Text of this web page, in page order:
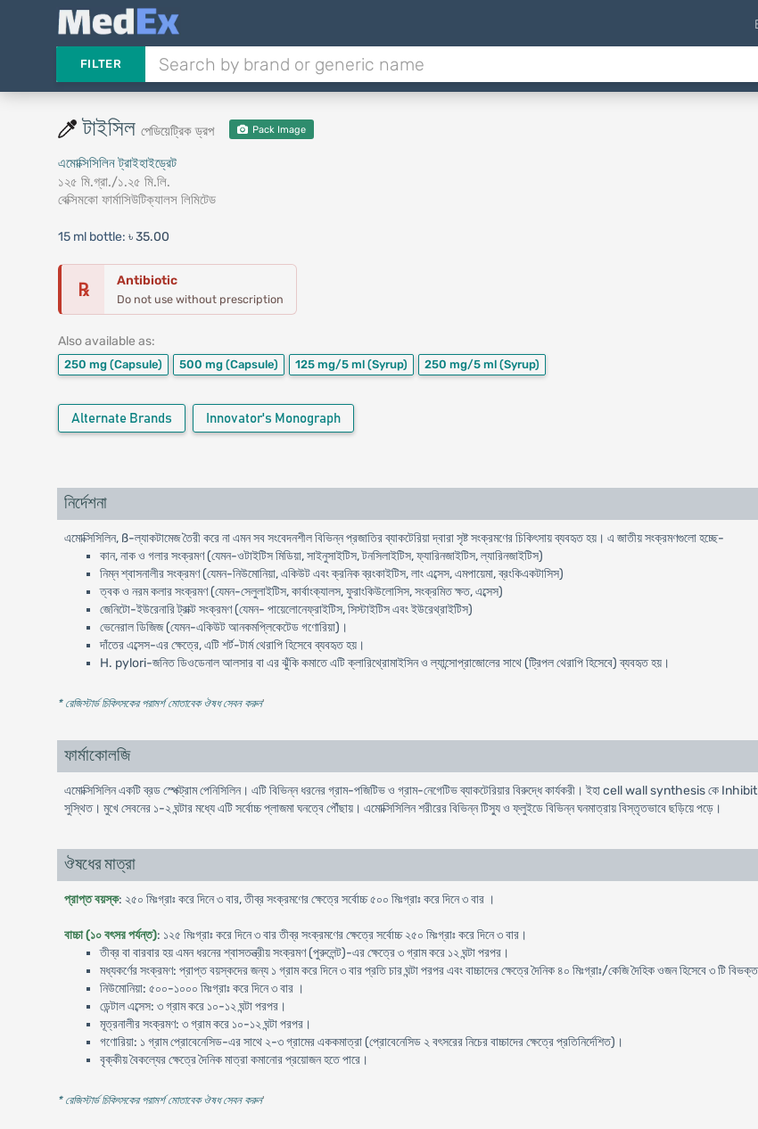
FILTER
টাইসিল পেডিয়েট্রিক ড্রপ Pack Image
এমোক্সিসিলিন ট্রাইহাইড্রেট
১২৫ মি.গ্রা./১.২৫ মি.লি.
বেক্সিমকো ফার্মাসিউটিক্যালস লিমিটেড
15 ml bottle: ৳ 35.00
℞ Antibiotic
Do not use without prescription
Also available as:
250 mg (Capsule) 500 mg (Capsule) 125 mg/5 ml (Syrup) 250 mg/5 ml (Syrup)
Alternate Brands Innovator's Monograph
নির্দেশনা
এমোক্সিসিলিন, ß-ল্যাকটামেজ তৈরী করে না এমন সব সংবেদনশীল বিভিন্ন প্রজাতির ব্যাকটেরিয়া দ্বারা সৃষ্ট সংক্রমণের চিকিৎসায় ব্যবহৃত হয়। এ জাতীয় সংক্রমণগুলো হচ্ছে-
কান, নাক ও গলার সংক্রমণ (যেমন-ওটাইটিস মিডিয়া, সাইনুসাইটিস, টনসিলাইটিস, ফ্যারিনজাইটিস, ল্যারিনজাইটিস)
নিম্ন শ্বাসনালীর সংক্রমণ (যেমন-নিউমোনিয়া, একিউট এবং ক্রনিক ব্রংকাইটিস, লাং এব্সেস, এমপায়েমা, ব্রংকিএকটাসিস)
ত্বক ও নরম কলার সংক্রমণ (যেমন-সেলুলাইটিস, কার্বাংক্যালস, ফুরাংকিউলোসিস, সংক্রমিত ক্ষত, এব্সেস)
জেনিটো-ইউরেনারি ট্রাক্ট সংক্রমণ (যেমন- পায়েলোনেফ্রাইটিস, সিস্টাইটিস এবং ইউরেথ্রাইটিস)
ভেনেরাল ডিজিজ (যেমন-একিউট আনকমপ্লিকেটেড গণোরিয়া)।
দাঁতের এব্সেস-এর ক্ষেত্রে, এটি শর্ট-টার্ম থেরাপি হিসেবে ব্যবহৃত হয়।
H. pylori-জনিত ডিওডেনাল আলসার বা এর ঝুঁকি কমাতে এটি ক্লারিথ্রোমাইসিন ও ল্যান্সোপ্রাজোলের সাথে (ট্রিপল থেরাপি হিসেবে) ব্যবহৃত হয়।
* রেজিস্টার্ড চিকিৎসকের পরামর্শ মোতাবেক ঔষধ সেবন করুন'
ফার্মাকোলজি
এমোক্সিসিলিন একটি ব্রড স্পেক্ট্রাম পেনিসিলিন। এটি বিভিন্ন ধরনের গ্রাম-পজিটিভ ও গ্রাম-নেগেটিভ ব্যাকটেরিয়ার বিরুদ্ধে কার্যকরী। ইহা cell wall synthesis কে
সুস্থিত। মুখে সেবনের ১-২ ঘন্টার মধ্যে এটি সর্বোচ্চ প্লাজমা ঘনত্বে পৌঁছায়। এমোক্সিসিলিন শরীরের বিভিন্ন টিস্যু ও ফ্লুইডে বিভিন্ন ঘনমাত্রায় বিস্তৃতভাবে ছড়িয়ে পড়ে।
ঔষধের মাত্রা
প্রাপ্ত বয়স্ক: ২৫০ মিঃগ্রাঃ করে দিনে ৩ বার, তীব্র সংক্রমণের ক্ষেত্রে সর্বোচ্চ ৫০০ মিঃগ্রাঃ করে দিনে ৩ বার ।
বাচ্চা (১০ বৎসর পর্যন্ত): ১২৫ মিঃগ্রাঃ করে দিনে ৩ বার তীব্র সংক্রমণের ক্ষেত্রে সর্বোচ্চ ২৫০ মিঃগ্রাঃ করে দিনে ৩ বার।
তীব্র বা বারবার হয় এমন ধরনের শ্বাসতন্ত্রীয় সংক্রমণ (পুরুলেন্ট)-এর ক্ষেত্রে ৩ গ্রাম করে ১২ ঘন্টা পরপর।
মধ্যকর্ণের সংক্রমণ: প্রাপ্ত বয়স্কদের জন্য ১ গ্রাম করে দিনে ৩ বার প্রতি চার ঘন্টা পরপর এবং বাচ্চাদের ক্ষেত্রে দৈনিক ৪০ মিঃগ্রাঃ/কেজি দৈহিক ওজন হিসেবে ৩ টি বিভক্ত
নিউমোনিয়া: ৫০০-১০০০ মিঃগ্রাঃ করে দিনে ৩ বার ।
ডেন্টাল এব্সেস: ৩ গ্রাম করে ১০-১২ ঘন্টা পরপর।
মূত্রনালীর সংক্রমণ: ৩ গ্রাম করে ১০-১২ ঘন্টা পরপর।
গণোরিয়া: ১ গ্রাম প্রোবেনেসিড-এর সাথে ২-৩ গ্রামের এককমাত্রা (প্রোবেনেসিড ২ বৎসরের নিচের বাচ্চাদের ক্ষেত্রে প্রতিনির্দেশিত)।
বৃক্কীয় বৈকল্যের ক্ষেত্রে দৈনিক মাত্রা কমানোর প্রয়োজন হতে পারে।
* রেজিস্টার্ড চিকিৎসকের পরামর্শ মোতাবেক ঔষধ সেবন করুন'